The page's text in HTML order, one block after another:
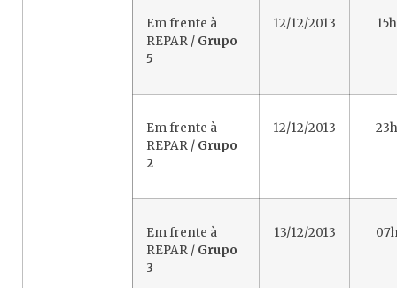
Em frente à
REPAR / Grupo
5
12/12/2013
Em frente à
REPAR / Grupo
2
12/12/2013
Em frente à
REPAR / Grupo
3
13/12/2013